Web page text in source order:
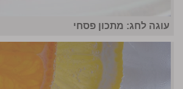
עוגה לחג: מתכון פסחי